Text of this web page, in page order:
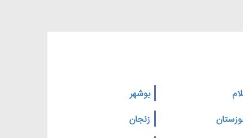
بوشهر
زنجان